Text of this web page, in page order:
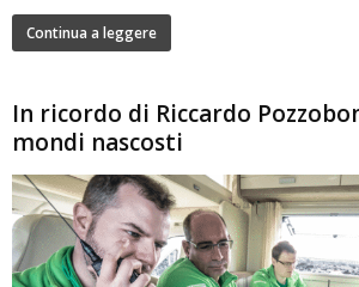
Continua a leggere
In ricordo di Riccardo
mondi nascosti